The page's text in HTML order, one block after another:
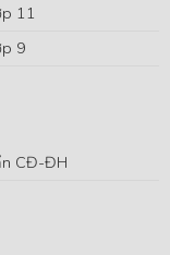
11
9
CĐ-ĐH